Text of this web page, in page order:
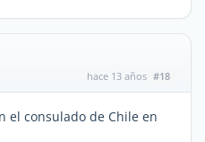
hace 13 años #18
el consulado de Chile en